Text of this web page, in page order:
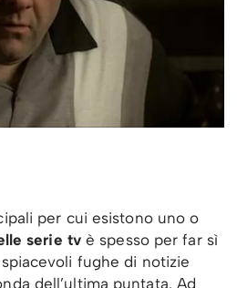
per cui esistono uno o
serie tvè spesso per far sì
fughe di notizie
dell’ultima puntata. Ad